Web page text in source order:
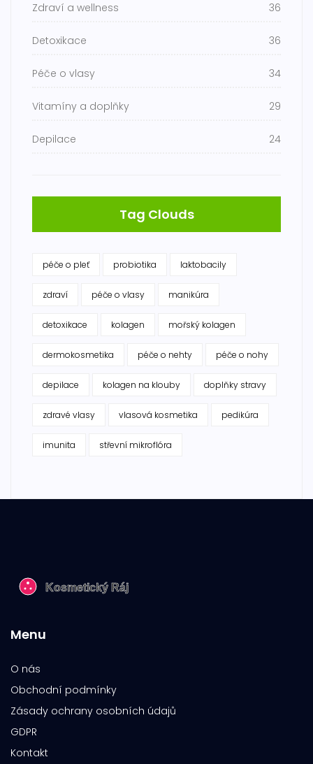
Zdraví a wellness 36
Detoxikace 36
Péče o vlasy 34
Vitamíny a doplňky 29
Depilace 24
Tag Clouds
péče o pleť probiotika laktobacily
zdraví péče o vlasy manikúra
detoxikace kolagen mořský kolagen
dermokosmetika péče o nehty péče o nohy
depilace kolagen na klouby doplňky stravy
zdravé vlasy vlasová kosmetika pedikúra
imunita střevní mikroflóra
Menu
O nás
Obchodní podmínky
Zásady ochrany osobních údajů
GDPR
Kontakt